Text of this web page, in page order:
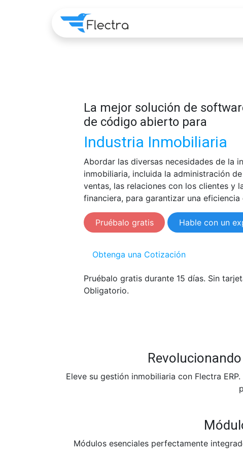
La mejor solución de
de código abierto para
Industria Inmobiliaria
Abordar las diversas necesidades de la
inmobiliaria, incluida la administración
ventas, las relaciones con los clientes y
financiera, para garantizar una
Pruébalo gratis Hable con un
Obtenga una Cotización
Pruébalo gratis durante 15 días. Sin
Obligatorio.
Eleve su gestión inmobiliaria con Flectra
Módulos esenciales perfectamente